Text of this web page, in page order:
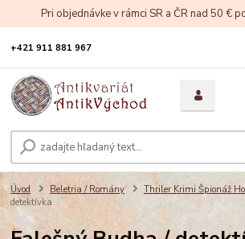
Pri objednávke v rámci SR a ČR nad 50 €
+421 911 881 967
Úvod Beletria / Romány Thriler Krimi Špionáž
detektívka